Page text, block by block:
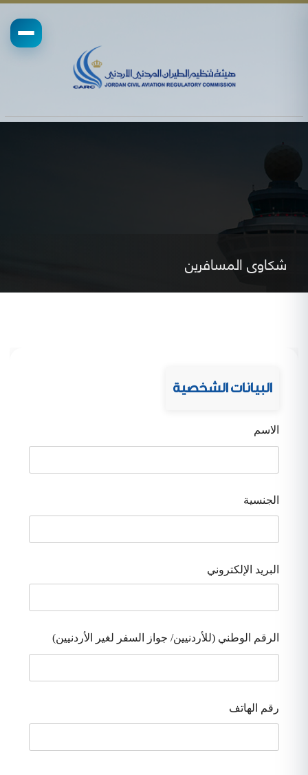
شكاوى المسافرين
البيانات الشخصية
الاسم
الجنسية
البريد الإلكتروني
الرقم الوطني (للأردنيين/ جواز السفر لغير الأردنيين)
رقم الهاتف